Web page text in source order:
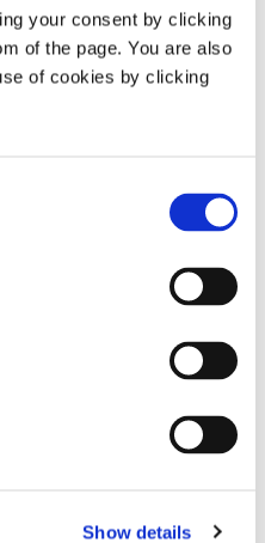
your consent by clicking
of the page. You are also
of cookies by clicking
Show details
25
200